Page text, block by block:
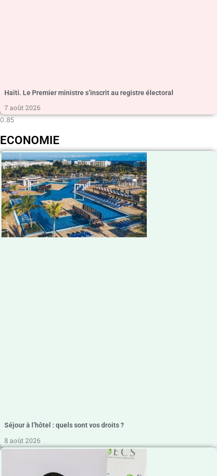
Haïti. Le Premier ministre s’inscrit au registre électoral
7 août 2026
ECONOMIE
Séjour à l’hôtel : quels sont vos droits ?
8 août 2026